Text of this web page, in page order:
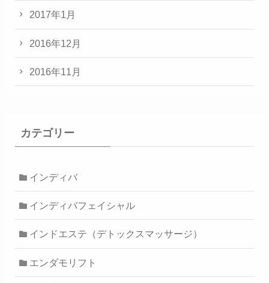
2017年1月
2016年12月
2016年11月
カテゴリー
インディバ
インディバフェイシャル
インドエステ（デトックスマッサージ）
エンダモリフト